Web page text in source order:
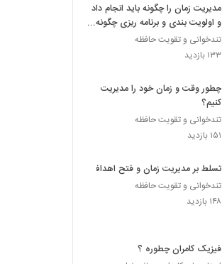
مدیریت زمان را چگونه باید انجام داد
و اولویت بندی و برنامه ریزی چگونه
است؟
تندخوانی و تقویت حافظه
۱۳۳ بازدید
چطور وقت و زمان خود را مدیریت
کنیم؟
تندخوانی و تقویت حافظه
۱۵۱ بازدید
تسلط بر مدیریت زمان و فتح اهداف
تندخوانی و تقویت حافظه
۱۴۸ بازدید
فیزیک کامران چطوره ؟